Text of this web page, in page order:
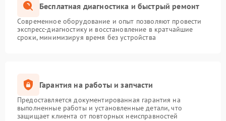
Бесплатная диагностика и быстрый ремонт
Современное оборудование и опыт позволяют провести
экспресс-диагностику и восстановление в кратчайшие
сроки, минимизируя время без устройства
Гарантия на работы и запчасти
Предоставляется документированная гарантия на
выполненные работы и установленные детали, что
защищает клиента от повторных неисправностей